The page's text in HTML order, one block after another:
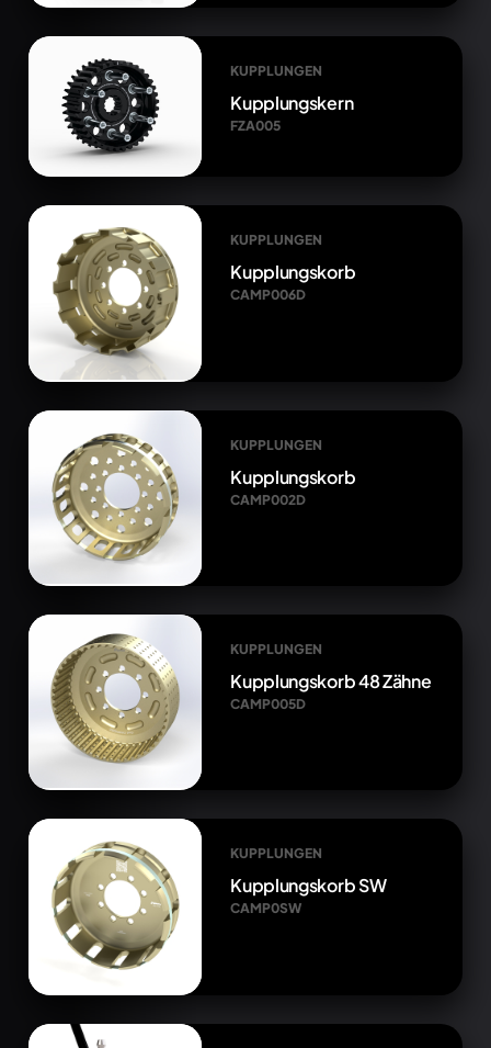
KUPPLUNGEN
Kupplungskern
FZA005
KUPPLUNGEN
Kupplungskorb
CAMP006D
KUPPLUNGEN
Kupplungskorb
CAMP002D
KUPPLUNGEN
Kupplungskorb 48 Zähne
CAMP005D
KUPPLUNGEN
Kupplungskorb SW
CAMP0SW